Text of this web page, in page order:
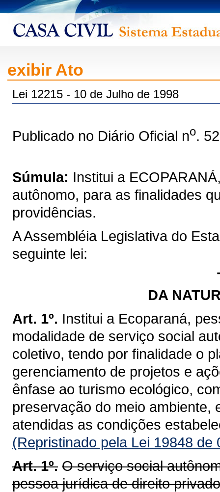
exibir Ato
Lei 12215 - 10 de Julho de 1998
Publicado no Diário Oficial no.
Súmula: Institui a
autônomo, para as finalidades
providências.
A Assembléia Legislativa do
seguinte lei:
DA
Art. 1º. Institui a Ecoparaná,
modalidade de serviço social
coletivo, tendo por finalidade o
gerenciamento de projetos e
ênfase ao turismo ecológico,
preservação do meio ambiente,
atendidas as condições
(Repristinado pela Lei 19848 de
Art. 1º. O serviço social
pessoa jurídica de direito